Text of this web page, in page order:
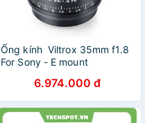
Ống kính Viltrox 35mm f1.8
For Sony - E mount
6.974.000 đ